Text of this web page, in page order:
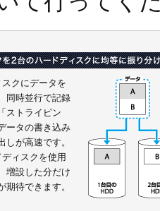
クにデータを
同時並行で記録
ストライピン
ータの書き込み
しが高速です。
ィスクを使用
増設した分だけ
期待できます。